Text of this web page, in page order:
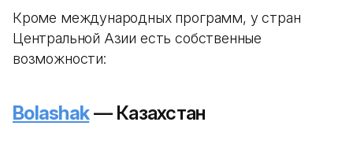
Кроме международных программ, у стран
Центральной Азии есть собственные
возможности:
Bolashak— Казахстан